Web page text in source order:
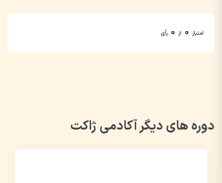
امتیاز 0 از 0 رأی
دوره های دیگر آکادمی ژاکت